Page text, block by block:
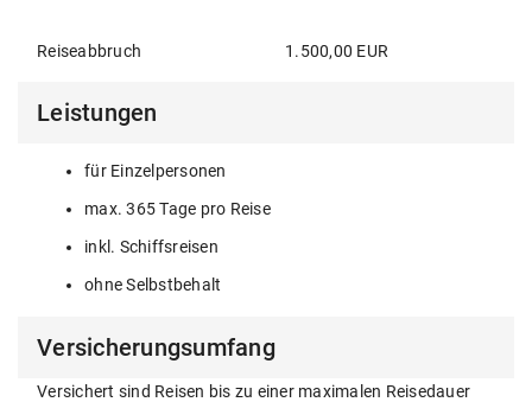
Reiseabbruch 1.500,00 EUR
Leistungen
für Einzelpersonen
max. 365 Tage pro Reise
inkl. Schiffsreisen
ohne Selbstbehalt
Versicherungsumfang
Versichert sind Reisen bis zu einer maximalen Reisedauer